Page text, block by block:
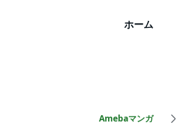
ホーム
Amebaマンガ